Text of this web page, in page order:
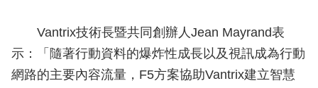
Vantrix技術長暨共同創辦人Jean Mayrand表
示：「隨著行動資料的爆炸性成長以及視訊成為行動
網路的主要內容流量，F5方案協助Vantrix建立智慧